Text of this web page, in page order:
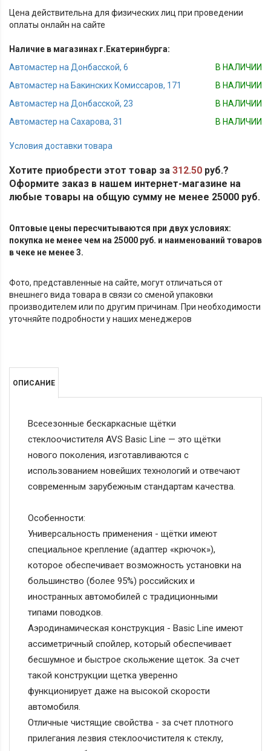
Цена действительна для физических лиц при проведении
оплаты онлайн на сайте
Наличие в магазинах г.Екатеринбурга:
Автомастер на Донбасской, 6
В НАЛИЧИИ
Автомастер на Бакинских Комиссаров, 171
В НАЛИЧИИ
Автомастер на Донбасской, 23
В НАЛИЧИИ
Автомастер на Сахарова, 31
В НАЛИЧИИ
Условия доставки товара
Хотите приобрести этот товар за 312.50 руб.?
Оформите заказ в нашем интернет-магазине на
любые товары на общую сумму не менее 25000 руб.
Оптовые цены пересчитываются при двух условиях:
покупка не менее чем на 25000 руб. и наименований товаров
в чеке не менее 3.
Фото, представленные на сайте, могут отличаться от
внешнего вида товара в связи со сменой упаковки
производителем или по другим причинам. При необходимости
уточняйте подробности у наших менеджеров
ОПИСАНИЕ
Всесезонные бескаркасные щётки
стеклоочистителя AVS Basic Line — это щётки
нового поколения, изготавливаются с
использованием новейших технологий и отвечают
современным зарубежным стандартам качества.
Особенности:
Универсальность применения - щётки имеют
специальное крепление (адаптер «крючок»),
которое обеспечивает возможность установки на
большинство (более 95%) российских и
иностранных автомобилей с традиционными
типами поводков.
Аэродинамическая конструкция - Basic Line имеют
ассиметричный спойлер, который обеспечивает
бесшумное и быстрое скольжение щеток. За счет
такой конструкции щетка уверенно
функционирует даже на высокой скорости
автомобиля.
Отличные чистящие свойства - за счет плотного
прилегания лезвия стеклоочистителя к стеклу,